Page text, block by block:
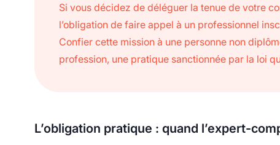
Si vous décidez de déléguer la tenue de votre
l’obligation de faire appel à un professionnel
Confier cette mission à une personne non
profession, une pratique sanctionnée par la loi
L’obligation pratique : quand l’expert-